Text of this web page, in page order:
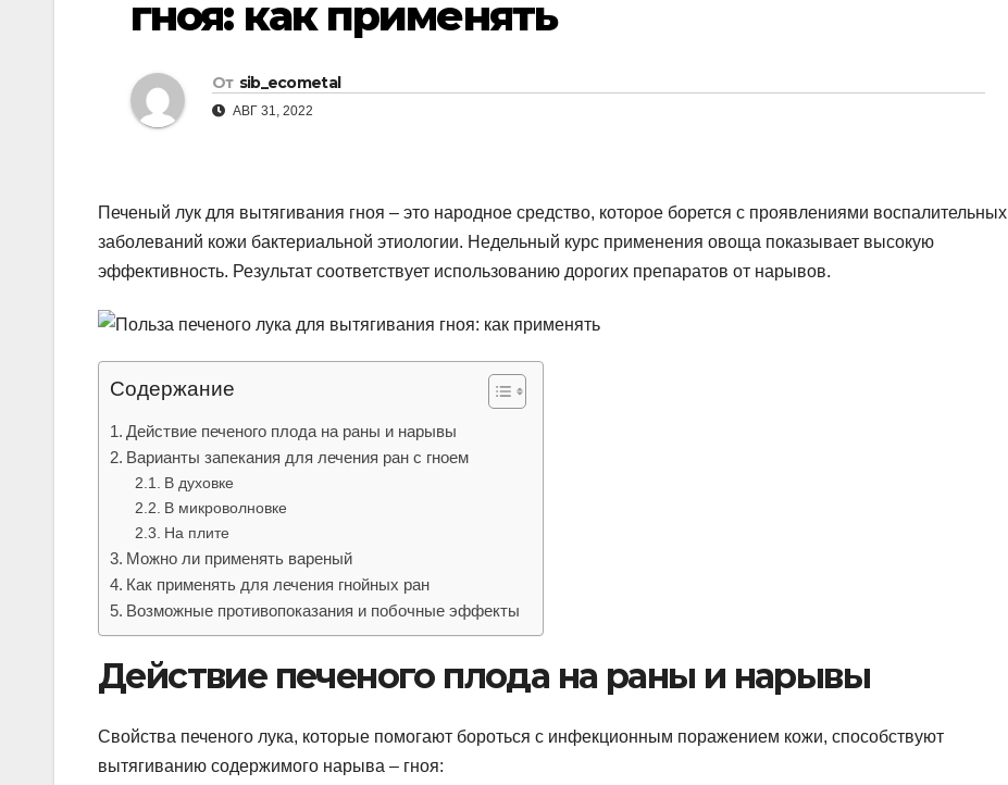
гноя: как применять
От sib_ecometal
АВГ 31, 2022
Печеный лук для вытягивания гноя – это народное средство, которое борется с проявлениями воспалительных
заболеваний кожи бактериальной этиологии. Недельный курс применения овоща показывает высокую
эффективность. Результат соответствует использованию дорогих препаратов от нарывов.
Содержание
Действие печеного плода на раны и нарывы
Варианты запекания для лечения ран с гноем
В духовке
В микроволновке
На плите
Можно ли применять вареный
Как применять для лечения гнойных ран
Возможные противопоказания и побочные эффекты
Действие печеного плода на раны и нарывы
Свойства печеного лука, которые помогают бороться с инфекционным поражением кожи, способствуют
вытягиванию содержимого нарыва – гноя: